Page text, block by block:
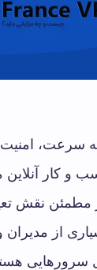
سرعت، امنیت
و کار
نقش
از
سرورهایی